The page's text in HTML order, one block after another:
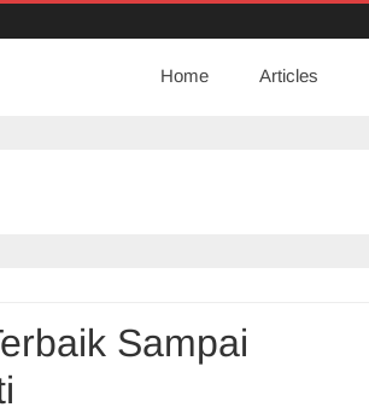
Home Articles
Sampai